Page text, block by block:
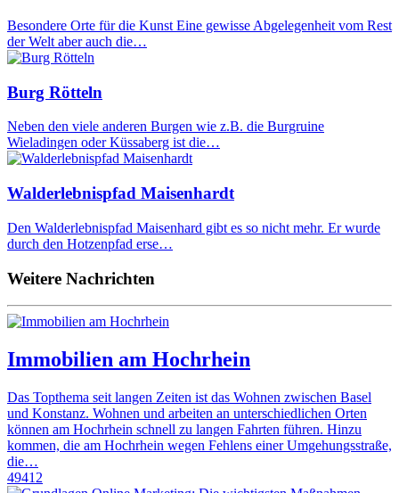
Besondere Orte für die Kunst Eine gewisse Abgelegenheit vom Rest
der Welt aber auch die…
Burg Rötteln
Neben den viele anderen Burgen wie z.B. die Burgruine
Wieladingen oder Küssaberg ist die…
Walderlebnispfad Maisenhardt
Den Walderlebnispfad Maisenhard gibt es so nicht mehr. Er wurde
durch den Hotzenpfad erse…
Weitere Nachrichten
Immobilien am Hochrhein
Das Topthema seit langen Zeiten ist das Wohnen zwischen Basel
und Konstanz. Wohnen und arbeiten an unterschiedlichen Orten
können am Hochrhein schnell zu langen Fahrten führen. Hinzu
kommen, die am Hochrhein wegen Fehlens einer Umgehungsstraße,
die…
49412